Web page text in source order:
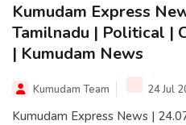
Kumudam Express
Tamilnadu | Political |
| Kumudam News
Kumudam Team 24 Jul
Kumudam Express News |